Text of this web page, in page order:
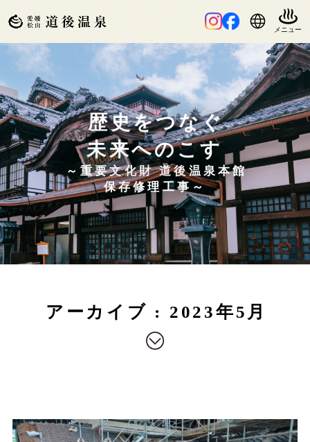
歴史をつなぐ
未来へのこす
～重要文化財 道後温泉本館
保存修理工事～
アーカイブ : 2023年5月